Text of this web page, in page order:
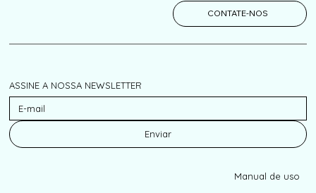
CONTATE-NOS
ASSINE A NOSSA NEWSLETTER
Enviar
Manual de uso